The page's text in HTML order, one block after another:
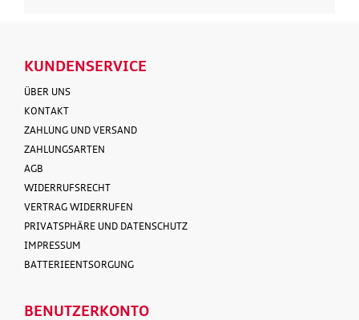
KUNDENSERVICE
ÜBER UNS
KONTAKT
ZAHLUNG UND VERSAND
ZAHLUNGSARTEN
AGB
WIDERRUFSRECHT
VERTRAG WIDERRUFEN
PRIVATSPHÄRE UND DATENSCHUTZ
IMPRESSUM
BATTERIEENTSORGUNG
BENUTZERKONTO